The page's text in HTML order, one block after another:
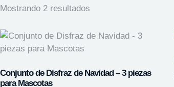
Mostrando 2 resultados
Conjunto de Disfraz de Navidad – 3 piezas
para Mascotas